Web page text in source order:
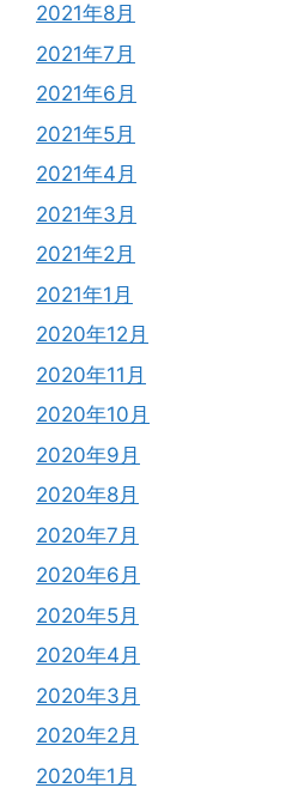
2021年8月
2021年7月
2021年6月
2021年5月
2021年4月
2021年3月
2021年2月
2021年1月
2020年12月
2020年11月
2020年10月
2020年9月
2020年8月
2020年7月
2020年6月
2020年5月
2020年4月
2020年3月
2020年2月
2020年1月